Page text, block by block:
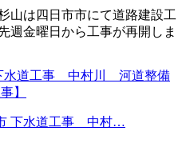
山は四日市市にて道路建設工
週金曜日から工事が再開しま
下水道工事 中村…